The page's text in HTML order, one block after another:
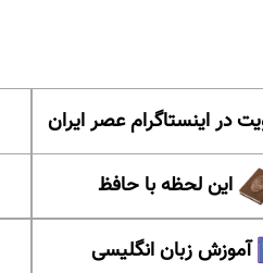
در اینستاگرام عصر ایران
این لحظه با حافظ
آموزش زبان انگلیسی